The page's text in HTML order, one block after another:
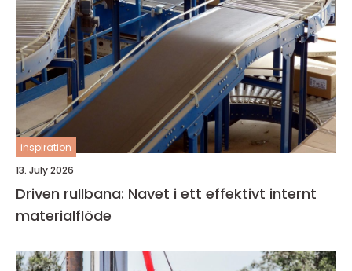
inspiration
13. July 2026
Driven rullbana: Navet i ett effektivt internt
materialflöde